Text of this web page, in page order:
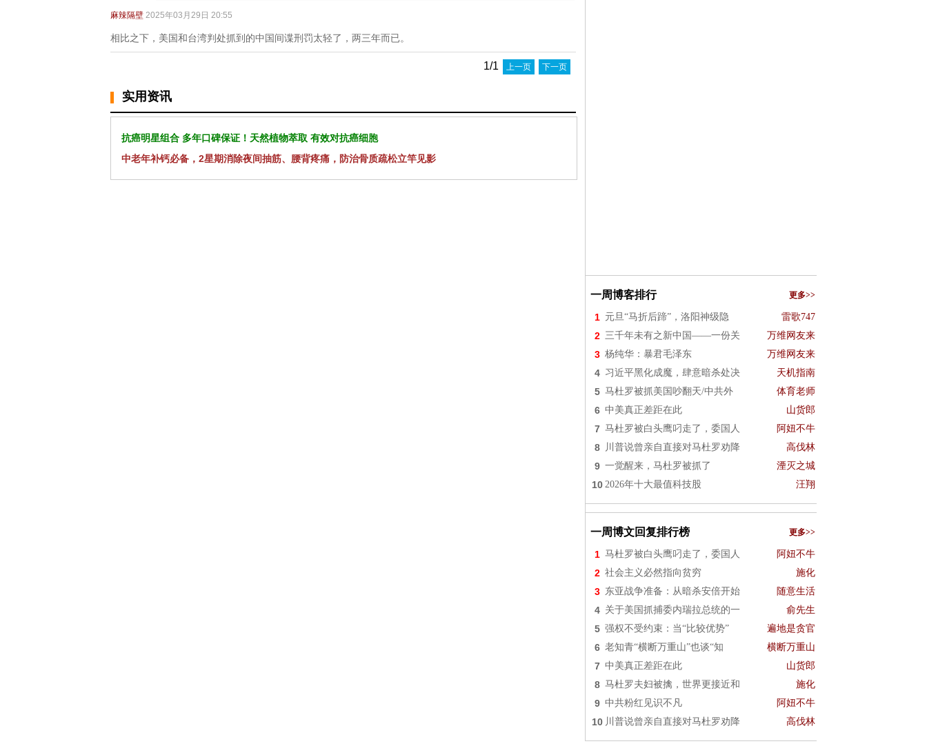
麻辣隔壁 2025年03月29日 20:55
相比之下，美国和台湾判处抓到的中国间谍刑罚太轻了，两三年而已。
1/1 上一页 下一页
实用资讯
抗癌明星组合 多年口碑保证！天然植物萃取 有效对抗癌细胞
中老年补钙必备，2星期消除夜间抽筋、腰背疼痛，防治骨质疏松立竿见影
一周博客排行 更多>>
1 元旦“马折后蹄”，洛阳神级隐 雷歌747
2 三千年未有之新中国——一份关 万维网友来
3 杨纯华：暴君毛泽东 万维网友来
4 习近平黑化成魔，肆意暗杀处决 天机指南
5 马杜罗被抓美国吵翻天/中共外 体育老师
6 中美真正差距在此 山货郎
7 马杜罗被白头鹰叼走了，委国人 阿妞不牛
8 川普说曾亲自直接对马杜罗劝降 高伐林
9 一觉醒来，马杜罗被抓了 湮灭之城
10 2026年十大最值科技股 汪翔
一周博文回复排行榜 更多>>
1 马杜罗被白头鹰叼走了，委国人 阿妞不牛
2 社会主义必然指向贫穷 施化
3 东亚战争准备：从暗杀安倍开始 随意生活
4 关于美国抓捕委内瑞拉总统的一 俞先生
5 强权不受约束：当“比较优势” 遍地是贪官
6 老知青“横断万重山”也谈“知 横断万重山
7 中美真正差距在此 山货郎
8 马杜罗夫妇被擒，世界更接近和 施化
9 中共粉红见识不凡 阿妞不牛
10 川普说曾亲自直接对马杜罗劝降 高伐林